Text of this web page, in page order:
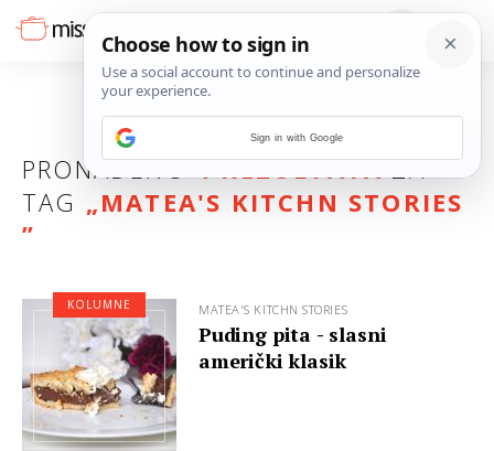
PRONAĐENO4 REZULTATAZA
TAG „MATEA'S KITCHN STORIES
”
MATEA'S KITCHN STORIES
Puding pita - slasni
američki klasik
KOLUMNE
Sign in with Google